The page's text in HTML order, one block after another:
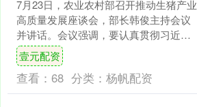
7月23日，农业农村部召开推动生猪产业
高质量发展座谈会，部长韩俊主持会议
并讲话。会议强调，要认真贯彻习近平
总书记重要指示精神，落实党中央、国
务院决策部署，进一步....
壹元配资
查看： 68 分类： 杨帆配资